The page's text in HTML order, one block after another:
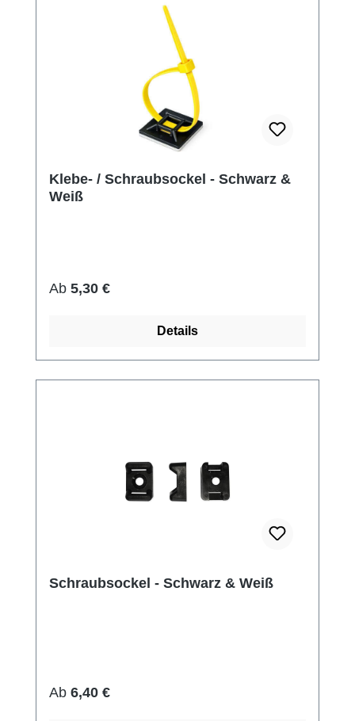
Klebe- / Schraubsockel - Schwarz &
Weiß
Regulärer Preis:
Ab 5,30 €
Details
Schraubsockel - Schwarz & Weiß
Regulärer Preis:
Ab 6,40 €